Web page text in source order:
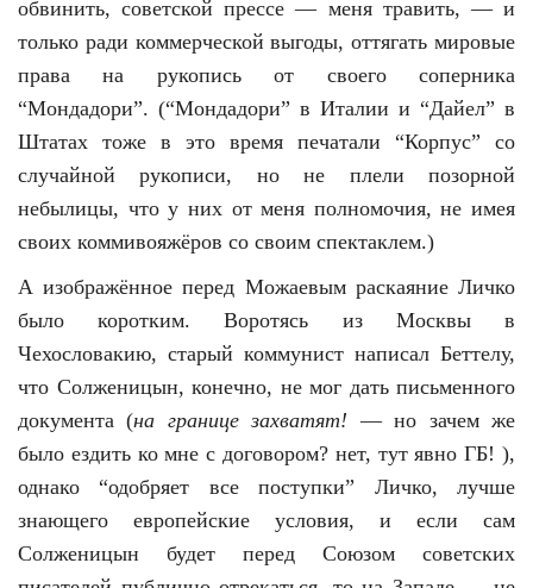
обвинить, советской прессе — меня травить, — и
только ради коммерческой выгоды, оттягать мировые
права на рукопись от своего соперника
“Мондадори”. (“Мондадори” в Италии и “Дайел” в
Штатах тоже в это время печатали “Корпус” со
случайной рукописи, но не плели позорной
небылицы, что у них от меня полномочия, не имея
своих коммивояжёров со своим спектаклем.)
А изображённое перед Можаевым раскаяние Личко
было коротким. Воротясь из Москвы в
Чехословакию, старый коммунист написал Беттелу,
что Солженицын, конечно, не мог дать письменного
документа (на границе захватят! — но зачем же
было ездить ко мне с договором? нет, тут явно ГБ! ),
однако “одобряет все поступки” Личко, лучше
знающего европейские условия, и если сам
Солженицын будет перед Союзом советских